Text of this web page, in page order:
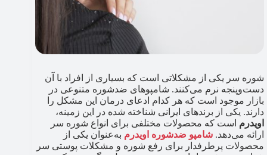
شوره سر یکی از مشکلاتی است که بسیاری از افراد با آن
دست‌وپنجه نرم می‌کنند. شامپوهای ضدشوره متنوعی در
بازار موجود است که هر کدام ادعای درمان این مشکل را
دارند. یکی از برندهای ایرانی شناخته شده در این زمینه،
اویدرم است که محصولات مختلفی برای انواع شوره سر
ارائه می‌دهد. شامپو ضدشوره اویدرم به‌عنوان یکی از
محصولات پرطرفدار برای رفع شوره و مشکلات پوستی سر